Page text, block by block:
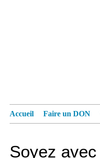
Accueil Faire un DON
Soyez